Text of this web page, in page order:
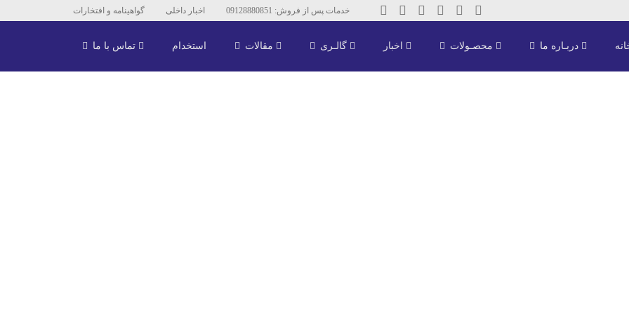
اخبار داخلی گواهینامه و افتخارات خدمات پس از فروش: 09128880851
دربـاره ما محصـولات اخبار گالـری مقالات استخدام تماس با ما